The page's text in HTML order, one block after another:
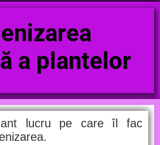
a plantelor
lucru pe care îl fac